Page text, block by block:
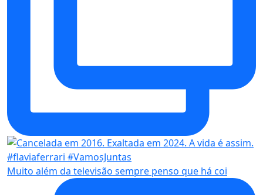
Muito além da televisão sempre penso que há coi